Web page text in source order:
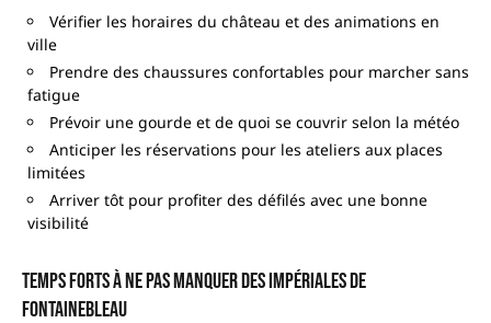
Vérifier les horaires du château et des animations en
ville
Prendre des chaussures confortables pour marcher sans
fatigue
Prévoir une gourde et de quoi se couvrir selon la météo
Anticiper les réservations pour les ateliers aux places
limitées
Arriver tôt pour profiter des défilés avec une bonne
visibilité
Temps forts à ne pas manquer des Impériales de
Fontainebleau